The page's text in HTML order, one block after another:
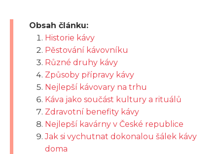
Obsah článku:
Historie kávy
Pěstování kávovníku
Různé druhy kávy
Způsoby přípravy kávy
Nejlepší kávovary na trhu
Káva jako součást kultury a rituálů
Zdravotní benefity kávy
Nejlepší kavárny v České republice
Jak si vychutnat dokonalou šálek kávy
doma